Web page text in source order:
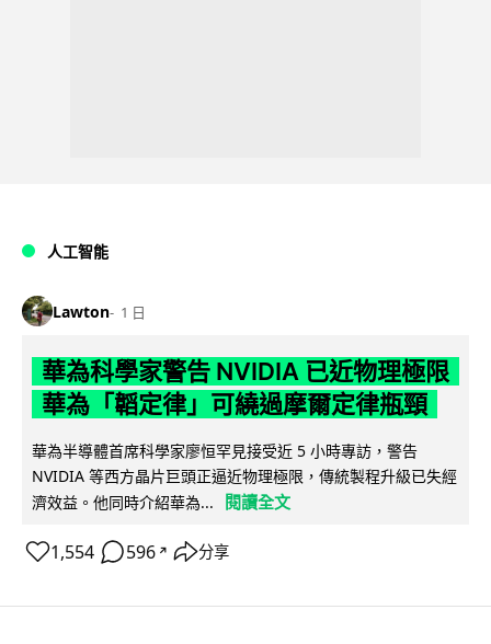
人工智能
Lawton 1 日
華為科學家警告 NVIDIA 已近物理極限
華為「韜定律」可繞過摩爾定律瓶頸
華為半導體首席科學家廖恒罕見接受近 5 小時專訪，警告
NVIDIA 等西方晶片巨頭正逼近物理極限，傳統製程升級已失經
濟效益。他同時介紹華為...
閱讀全文
1,554 596 ↗ 分享